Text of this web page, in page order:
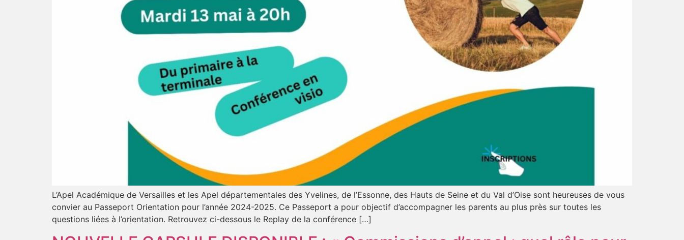
L’Apel Académique de Versailles et les Apel départementales des Yvelines, de l’Essonne, des Hauts de Seine et du Val d’Oise sont heureuses de vous
convier au Passeport Orientation pour l’année 2024-2025. Ce Passeport a pour objectif d’accompagner les parents au plus près sur toutes les
questions liées à l’orientation. Retrouvez ci-dessous le Replay de la conférence […]